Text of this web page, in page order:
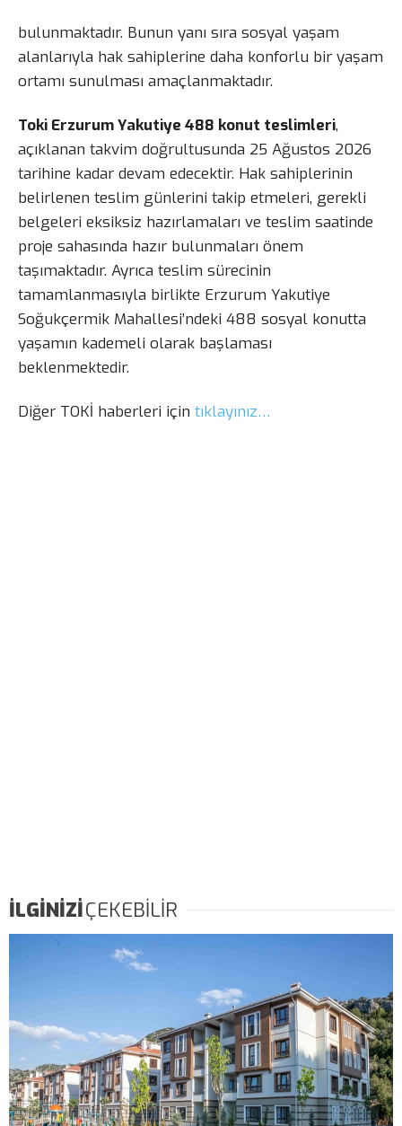
bulunmaktadır. Bunun yanı sıra sosyal yaşam
alanlarıyla hak sahiplerine daha konforlu bir yaşam
ortamı sunulması amaçlanmaktadır.
Toki Erzurum Yakutiye 488 konut teslimleri,
açıklanan takvim doğrultusunda 25 Ağustos 2026
tarihine kadar devam edecektir. Hak sahiplerinin
belirlenen teslim günlerini takip etmeleri, gerekli
belgeleri eksiksiz hazırlamaları ve teslim saatinde
proje sahasında hazır bulunmaları önem
taşımaktadır. Ayrıca teslim sürecinin
tamamlanmasıyla birlikte Erzurum Yakutiye
Soğukçermik Mahallesi’ndeki 488 sosyal konutta
yaşamın kademeli olarak başlaması
beklenmektedir.
Diğer TOKİ haberleri için tıklayınız…
İLGİNİZİÇEKEBİLİR